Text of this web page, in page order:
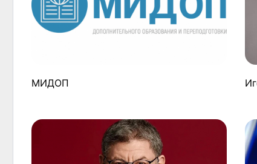
МИДОП